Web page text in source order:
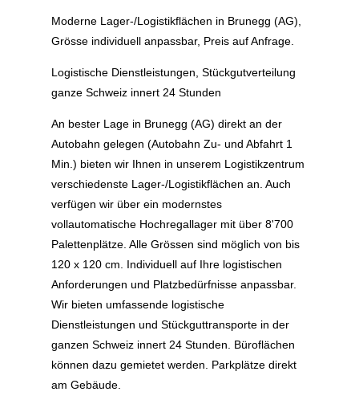
Moderne Lager-/Logistikflächen in Brunegg (AG),
Grösse individuell anpassbar, Preis auf Anfrage.
Logistische Dienstleistungen, Stückgutverteilung
ganze Schweiz innert 24 Stunden
An bester Lage in Brunegg (AG) direkt an der
Autobahn gelegen (Autobahn Zu- und Abfahrt 1
Min.) bieten wir Ihnen in unserem Logistikzentrum
verschiedenste Lager-/Logistikflächen an. Auch
verfügen wir über ein modernstes
vollautomatische Hochregallager mit über 8'700
Palettenplätze. Alle Grössen sind möglich von bis
120 x 120 cm. Individuell auf Ihre logistischen
Anforderungen und Platzbedürfnisse anpassbar.
Wir bieten umfassende logistische
Dienstleistungen und Stückguttransporte in der
ganzen Schweiz innert 24 Stunden. Büroflächen
können dazu gemietet werden. Parkplätze direkt
am Gebäude.